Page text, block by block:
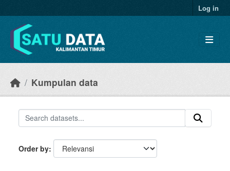
Log in
Kumpulan data
Order by